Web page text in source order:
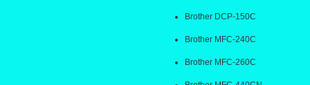
Brother DCP-150C
Brother MFC-240C
Brother MFC-260C